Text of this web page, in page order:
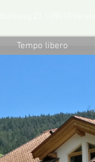
Tempo libero